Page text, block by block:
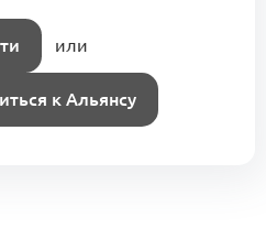
или
к Альянсу